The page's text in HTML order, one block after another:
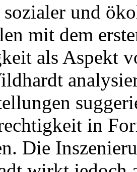
und
mit dem
als Aspekt
in
Die